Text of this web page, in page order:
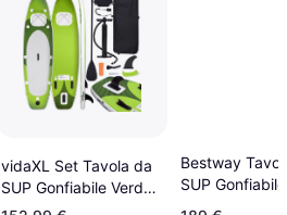
vidaXL Set Tavola da
SUP Gonfiabile Verde
300x76x10
Bestway
SUP
Force Huaka’i